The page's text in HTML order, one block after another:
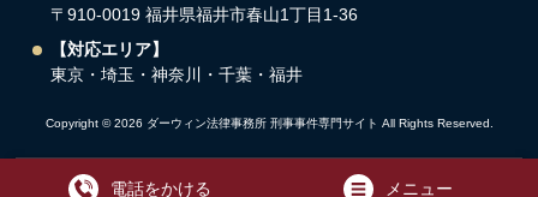
〒910-0019 福井県福井市春山1丁目1-36
【対応エリア】
東京・埼玉・神奈川・千葉・福井
Copyright © 2026 ダーウィン法律事務所 刑事事件専門サイト All Rights Reserved.
電話をかける メニュー